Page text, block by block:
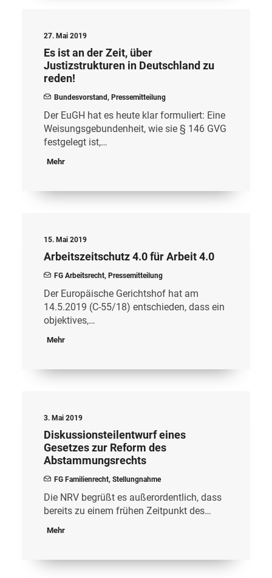
27. Mai 2019
Es ist an der Zeit, über
Justizstrukturen in Deutschland zu
reden!
Bundesvorstand, Pressemitteilung
Der EuGH hat es heute klar formuliert: Eine
Weisungsgebundenheit, wie sie § 146 GVG
festgelegt ist,…
Mehr
15. Mai 2019
Arbeitszeitschutz 4.0 für Arbeit 4.0
FG Arbeitsrecht, Pressemitteilung
Der Europäische Gerichtshof hat am
14.5.2019 (C-55/18) entschieden, dass ein
objektives,…
Mehr
3. Mai 2019
Diskussionsteilentwurf eines
Gesetzes zur Reform des
Abstammungsrechts
FG Familienrecht, Stellungnahme
Die NRV begrüßt es außerordentlich, dass
bereits zu einem frühen Zeitpunkt des…
Mehr